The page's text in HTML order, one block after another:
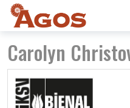
Carolyn